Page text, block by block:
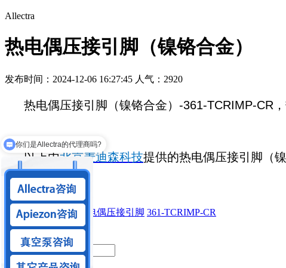
Allectra
热电偶压接引脚（镍铬合金）
发布时间：2024-12-06 16:27:45 人气：2920
热电偶压接引脚（镍铬合金）-361-TCRIMP-CR
以上由北京麦迪森科技提供的热电偶压接引脚（
Allectra 真空插针 热电偶压接引脚 361-TCRIMP-CR
留言内容：
你的姓名：
手机号码：
你们是Allectra的代理商吗?
你们可以做狭缝系统吗？